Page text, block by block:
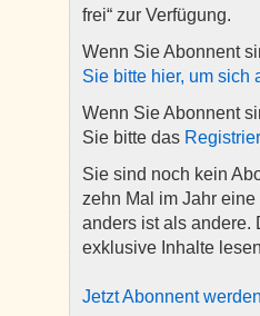
frei“ zur Verfügung.
Wenn Sie Abonnent
Sie bitte hier, um sich
Wenn Sie Abonnent
Sie bitte das
Sie sind noch kein
zehn Mal im Jahr
anders ist als andere.
exklusive Inhalte
Jetzt Abonnent werden